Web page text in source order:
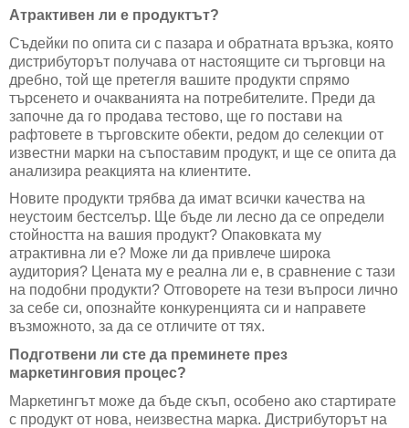
Атрактивен ли е продуктът?
Съдейки по опита си с пазара и обратната връзка, която
дистрибуторът получава от настоящите си търговци на
дребно, той ще претегля вашите продукти спрямо
търсенето и очакванията на потребителите. Преди да
започне да го продава тестово, ще го постави на
рафтовете в търговските обекти, редом до селекции от
известни марки на съпоставим продукт, и ще се опита да
анализира реакцията на клиентите.
Новите продукти трябва да имат всички качества на
неустоим бестселър. Ще бъде ли лесно да се определи
стойността на вашия продукт? Опаковката му
атрактивна ли е? Може ли да привлече широка
аудитория? Цената му е реална ли е, в сравнение с тази
на подобни продукти? Отговорете на тези въпроси лично
за себе си, опознайте конкуренцията си и направете
възможното, за да се отличите от тях.
Подготвени ли сте да преминете през
маркетинговия процес?
Маркетингът може да бъде скъп, особено ако стартирате
с продукт от нова, неизвестна марка. Дистрибуторът на